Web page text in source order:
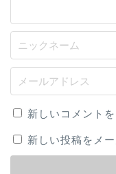
新しいコメント
新しい投稿をメ